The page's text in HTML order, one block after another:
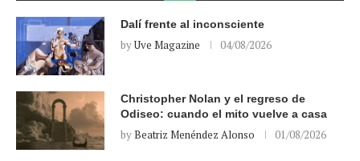
Dalí frente al inconsciente
byUve Magazine 04/08/2026
Christopher Nolan y el regreso de
Odiseo: cuando el mito vuelve a casa
byBeatriz Menéndez Alonso 01/08/2026